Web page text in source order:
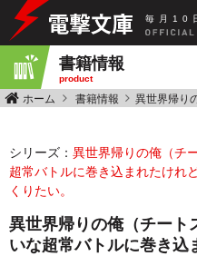
毎 月 10
書籍情報
product
ホーム 書籍情報 異世界帰り
シリーズ： 異世界帰りの俺（チ
超常バトルに巻き込まれたけれ
くりたい。
異世界帰りの俺（チート
いな超常バトルに巻き込